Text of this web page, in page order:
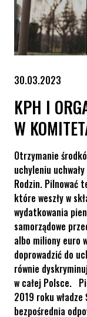
30.03.2023
KPH I
W
Otrzymanie
uchyleniu
Rodzin. Pilnować
które weszły w
wydatkowania
samorządowe
albo miliony euro
doprowadzić do
równie
w całej Polsce.
2019 roku
bezpośrednia